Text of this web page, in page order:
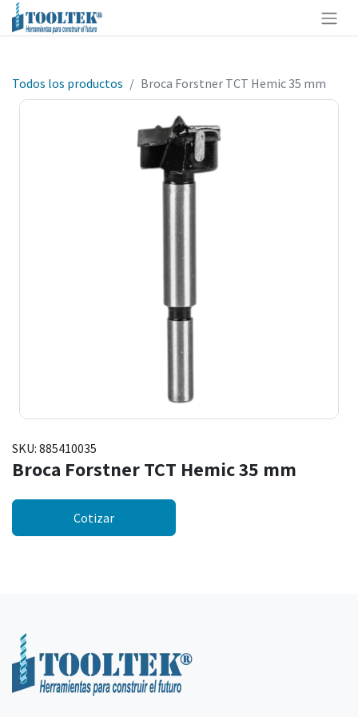
Todos los productos Broca Forstner TCT Hemic 35 mm
SKU: 885410035
Broca Forstner TCT Hemic 35 mm
Cotizar